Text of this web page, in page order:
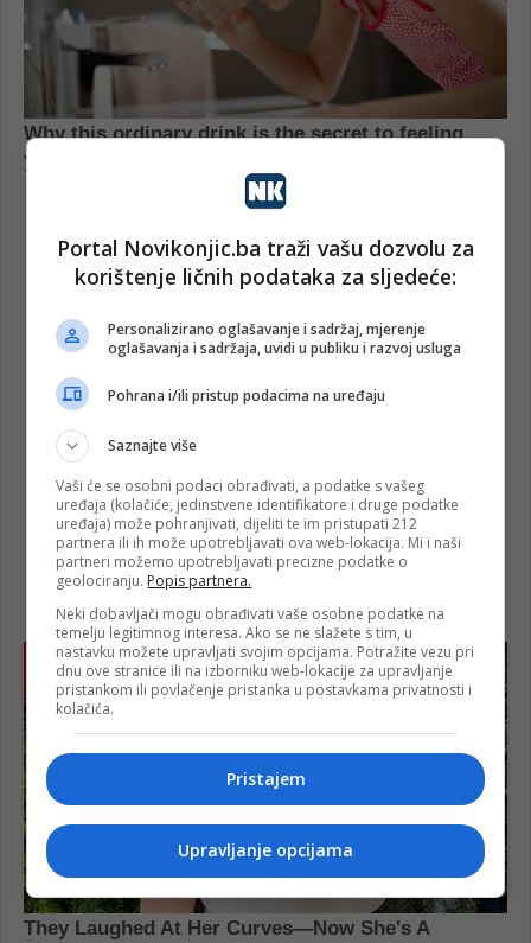
Portal Novikonjic.ba traži vašu dozvolu za
korištenje ličnih podataka za sljedeće:
Personalizirano oglašavanje i sadržaj, mjerenje
oglašavanja i sadržaja, uvidi u publiku i razvoj usluga
Pohrana i/ili pristup podacima na uređaju
Saznajte više
Vaši će se osobni podaci obrađivati, a podatke s vašeg
uređaja (kolačiće, jedinstvene identifikatore i druge podatke
uređaja) može pohranjivati, dijeliti te im pristupati 212
partnera ili ih može upotrebljavati ova web-lokacija. Mi i naši
partneri možemo upotrebljavati precizne podatke o
geolociranju. Popis partnera.
Neki dobavljači mogu obrađivati vaše osobne podatke na
temelju legitimnog interesa. Ako se ne slažete s tim, u
nastavku možete upravljati svojim opcijama. Potražite vezu pri
dnu ove stranice ili na izborniku web-lokacije za upravljanje
pristankom ili povlačenje pristanka u postavkama privatnosti i
kolačića.
Pristajem
Upravljanje opcijama